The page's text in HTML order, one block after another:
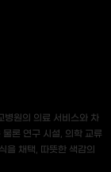
병원의 의료 서비스와 차
론 연구 시설, 의학 교류
을 채택, 따뜻한 색감의